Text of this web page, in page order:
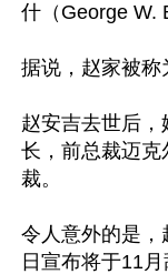
什（George W.
据说，赵家被称
赵安吉去世后
长，前总裁迈克
裁。
令人意外的是
日宣布将于11